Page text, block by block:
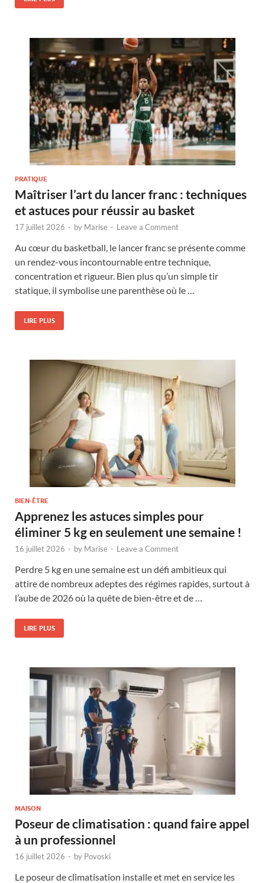
PRATIQUE
Maîtriser l’art du lancer franc : techniques
et astuces pour réussir au basket
17 juillet 2026 - by Marise - Leave a Comment
Au cœur du basketball, le lancer franc se présente comme
un rendez-vous incontournable entre technique,
concentration et rigueur. Bien plus qu’un simple tir
statique, il symbolise une parenthèse où le …
LIRE PLUS
BIEN-ÊTRE
Apprenez les astuces simples pour
éliminer 5 kg en seulement une semaine !
16 juillet 2026 - by Marise - Leave a Comment
Perdre 5 kg en une semaine est un défi ambitieux qui
attire de nombreux adeptes des régimes rapides, surtout à
l’aube de 2026 où la quête de bien-être et de …
LIRE PLUS
MAISON
Poseur de climatisation : quand faire appel
à un professionnel
16 juillet 2026 - by Povoski
Le poseur de climatisation installe et met en service les